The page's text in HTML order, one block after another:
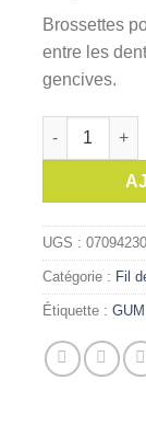
Brossettes
entre les
gencives.
quantité de
UGS :
Catégorie : Fil
Étiquette : GUM